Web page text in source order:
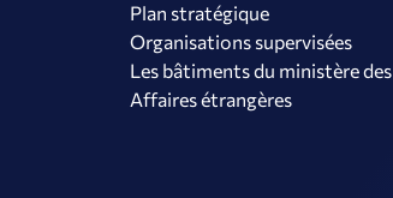
Plan stratégique
Organisations supervisées
Les bâtiments du ministère des
Affaires étrangères